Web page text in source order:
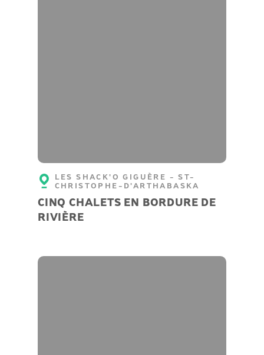
LES SHACK'O GIGUÈRE - ST-
CHRISTOPHE-D'ARTHABASKA
CINQ CHALETS EN BORDURE DE
RIVIÈRE